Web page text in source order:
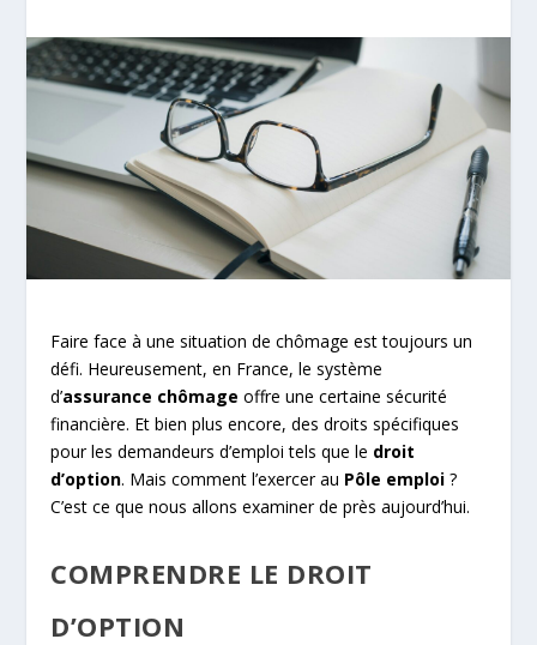
Faire face à une situation de chômage est toujours un
défi. Heureusement, en France, le système
d’assurance chômage offre une certaine sécurité
financière. Et bien plus encore, des droits spécifiques
pour les demandeurs d’emploi tels que le droit
d’option. Mais comment l’exercer au Pôle emploi ?
C’est ce que nous allons examiner de près aujourd’hui.
COMPRENDRE LE DROIT
D’OPTION